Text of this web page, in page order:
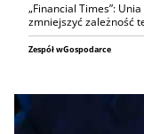
„Financial Times”:
zmniejszyć zależność
Zespół wGospodarce